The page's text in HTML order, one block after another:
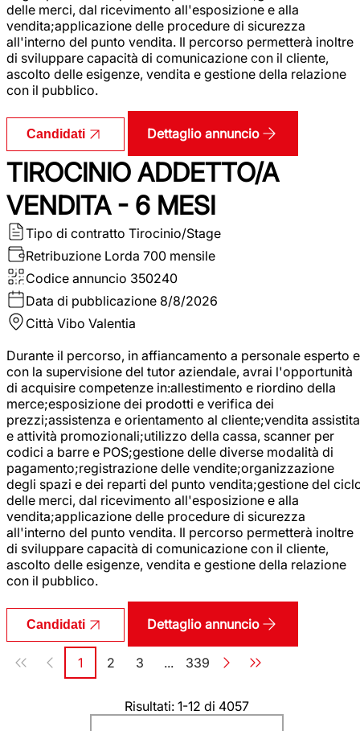
delle merci, dal ricevimento all'esposizione e alla
vendita;applicazione delle procedure di sicurezza
all'interno del punto vendita. Il percorso permetterà inoltre
di sviluppare capacità di comunicazione con il cliente,
ascolto delle esigenze, vendita e gestione della relazione
con il pubblico.
Candidati Dettaglio annuncio
TIROCINIO ADDETTO/A
VENDITA - 6 MESI
Tipo di contratto Tirocinio/Stage
Retribuzione Lorda 700 mensile
Codice annuncio 350240
Data di pubblicazione 8/8/2026
Città Vibo Valentia
Durante il percorso, in affiancamento a personale esperto e
con la supervisione del tutor aziendale, avrai l'opportunità
di acquisire competenze in:allestimento e riordino della
merce;esposizione dei prodotti e verifica dei
prezzi;assistenza e orientamento al cliente;vendita assistita
e attività promozionali;utilizzo della cassa, scanner per
codici a barre e POS;gestione delle diverse modalità di
pagamento;registrazione delle vendite;organizzazione
degli spazi e dei reparti del punto vendita;gestione del
delle merci, dal ricevimento all'esposizione e alla
vendita;applicazione delle procedure di sicurezza
all'interno del punto vendita. Il percorso permetterà inoltre
di sviluppare capacità di comunicazione con il cliente,
ascolto delle esigenze, vendita e gestione della relazione
con il pubblico.
Candidati Dettaglio annuncio
Paginazione
Pagina
1 Pagina
2 Pagina
3 ... Pagina
339
Risultati: 1-12 di 4057